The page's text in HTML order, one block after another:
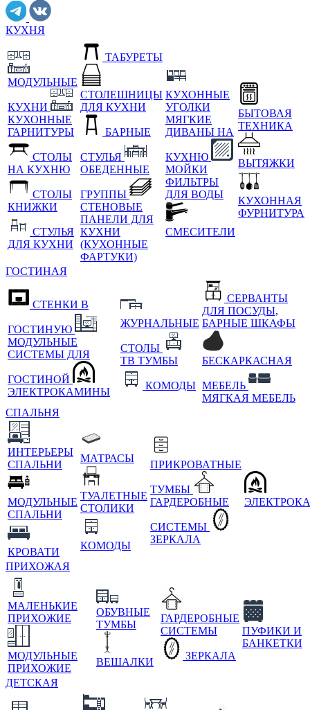
КУХНЯ
МОДУЛЬНЫЕ
КУХНИ
КУХОННЫЕ
ГАРНИТУРЫ
СТОЛЫ
НА КУХНЮ
СТОЛЫ
КНИЖКИ
СТУЛЬЯ
ДЛЯ КУХНИ
ТАБУРЕТЫ
СТОЛЕШНИЦЫ
ДЛЯ КУХНИ
БАРНЫЕ
СТУЛЬЯ
ОБЕДЕННЫЕ
ГРУППЫ
СТЕНОВЫЕ
ПАНЕЛИ ДЛЯ
КУХНИ
(КУХОННЫЕ
ФАРТУКИ)
КУХОННЫЕ
УГОЛКИ
МЯГКИЕ
ДИВАНЫ НА
КУХНЮ
МОЙКИ
ФИЛЬТРЫ
ДЛЯ ВОДЫ
СМЕСИТЕЛИ
БЫТОВАЯ
ТЕХНИКА
ВЫТЯЖКИ
КУХОННАЯ
ФУРНИТУРА
ГОСТИНАЯ
СТЕНКИ В
ГОСТИНУЮ
МОДУЛЬНЫЕ
СИСТЕМЫ ДЛЯ
ГОСТИНОЙ
ЭЛЕКТРОКАМИНЫ
ЖУРНАЛЬНЫЕ
СТОЛЫ
ТВ ТУМБЫ
КОМОДЫ
СЕРВАНТЫ
ДЛЯ ПОСУДЫ,
БАРНЫЕ ШКАФЫ
БЕСКАРКАСНАЯ
МЕБЕЛЬ
МЯГКАЯ МЕБЕЛЬ
СПАЛЬНЯ
ИНТЕРЬЕРЫ
СПАЛЬНИ
МОДУЛЬНЫЕ
СПАЛЬНИ
КРОВАТИ
МАТРАСЫ
ТУАЛЕТНЫЕ
СТОЛИКИ
КОМОДЫ
ПРИКРОВАТНЫЕ
ТУМБЫ
ГАРДЕРОБНЫЕ
СИСТЕМЫ
ЗЕРКАЛА
ПРИХОЖАЯ
МАЛЕНЬКИЕ
ПРИХОЖИЕ
МОДУЛЬНЫЕ
ПРИХОЖИЕ
ОБУВНЫЕ
ТУМБЫ
ВЕШАЛКИ
ГАРДЕРОБНЫЕ
СИСТЕМЫ
ЗЕРКАЛА
ПУФИКИ И
БАНКЕТКИ
ДЕТСКАЯ